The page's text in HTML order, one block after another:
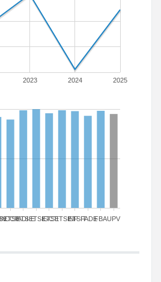
2023 2024 2025
ETSIADI
ETSIEETSIGCT
ETSIIETSINFETSITFADEFBAUPV